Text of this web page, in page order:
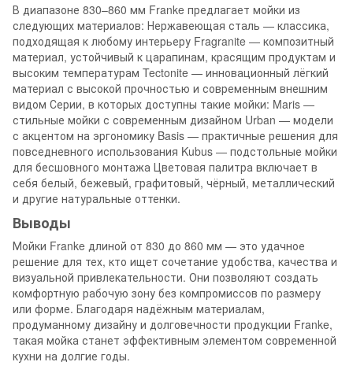
В диапазоне 830–860 мм Franke предлагает мойки из
следующих материалов: Нержавеющая сталь — классика,
подходящая к любому интерьеру Fragranite — композитный
материал, устойчивый к царапинам, красящим продуктам и
высоким температурам Tectonite — инновационный лёгкий
материал с высокой прочностью и современным внешним
видом Серии, в которых доступны такие мойки: Maris —
стильные мойки с современным дизайном Urban — модели
с акцентом на эргономику Basis — практичные решения для
повседневного использования Kubus — подстольные мойки
для бесшовного монтажа Цветовая палитра включает в
себя белый, бежевый, графитовый, чёрный, металлический
и другие натуральные оттенки.
Выводы
Мойки Franke длиной от 830 до 860 мм — это удачное
решение для тех, кто ищет сочетание удобства, качества и
визуальной привлекательности. Они позволяют создать
комфортную рабочую зону без компромиссов по размеру
или форме. Благодаря надёжным материалам,
продуманному дизайну и долговечности продукции Franke,
такая мойка станет эффективным элементом современной
кухни на долгие годы.